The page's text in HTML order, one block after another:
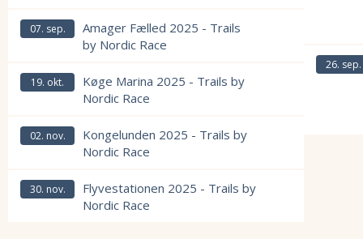
07. sep.
Amager Fælled 2025 - Trails
by Nordic Race
Læs mere om Amager Fælled 2025 - Trails by Nordic Race og se
19. okt.
Køge Marina 2025 - Trails by
Nordic Race
02. nov.
Kongelunden 2025 - Trails by
Nordic Race
30. nov.
Flyvestationen 2025 - Trails by
Nordic Race
26. sep.